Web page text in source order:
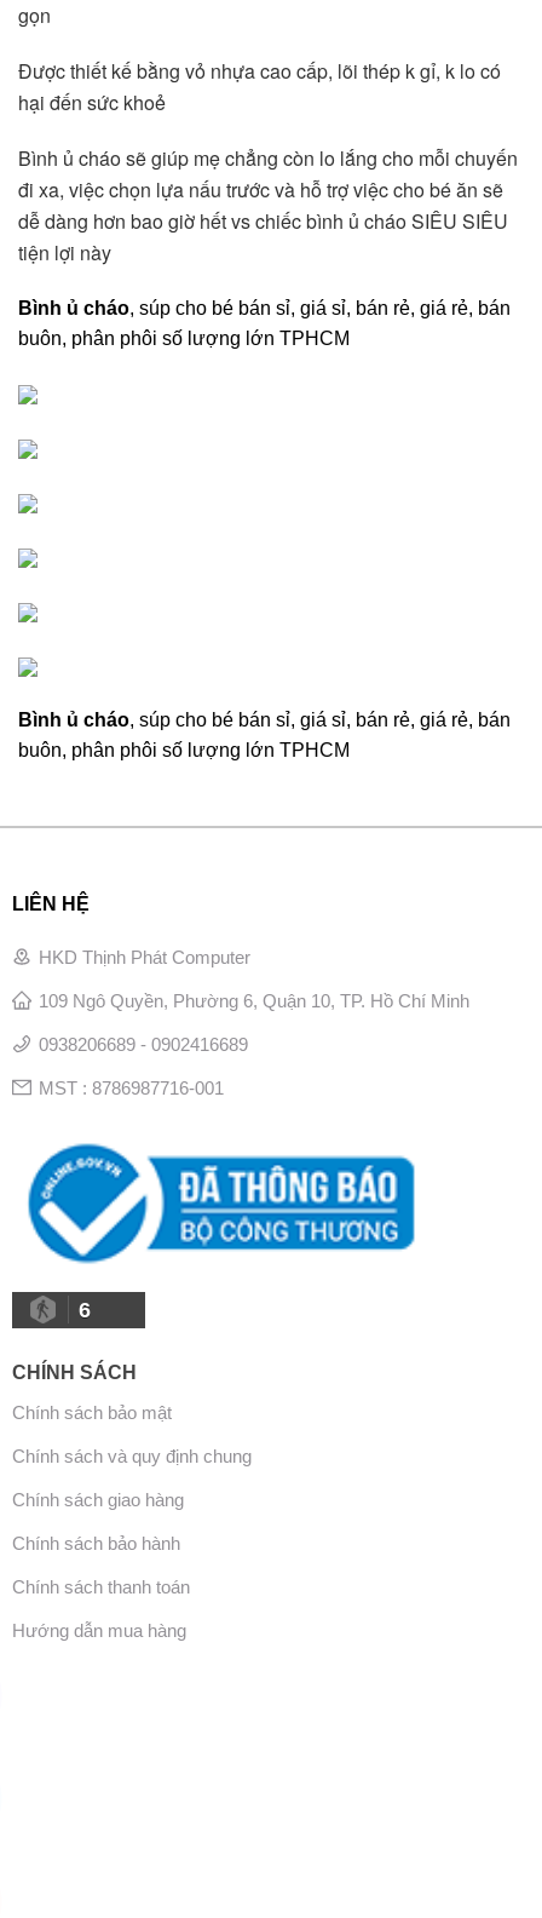
gọn
Được thiết kế bằng vỏ nhựa cao cấp, lõi thép k gỉ, k lo có
hại đến sức khoẻ
Bình ủ cháo sẽ giúp mẹ chẳng còn lo lắng cho mỗi chuyến
đi xa, việc chọn lựa nấu trước và hỗ trợ việc cho bé ăn sẽ
dễ dàng hơn bao giờ hết vs chiếc bình ủ cháo SIÊU SIÊU
tiện lợi này
Bình ủ cháo, súp cho bé bán sỉ, giá sỉ, bán rẻ, giá rẻ, bán
buôn, phân phôi số lượng lớn TPHCM
Bình ủ cháo, súp cho bé bán sỉ, giá sỉ, bán rẻ, giá rẻ, bán
buôn, phân phôi số lượng lớn TPHCM
LIÊN HỆ
HKD Thịnh Phát Computer
109 Ngô Quyền, Phường 6, Quận 10, TP. Hồ Chí Minh
0938206689 - 0902416689
MST : 8786987716-001
6
CHÍNH SÁCH
Chính sách bảo mật
Chính sách và quy định chung
Chính sách giao hàng
Chính sách bảo hành
Chính sách thanh toán
Hướng dẫn mua hàng